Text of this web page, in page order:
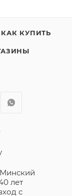
КАК КУПИТЬ
лет
с